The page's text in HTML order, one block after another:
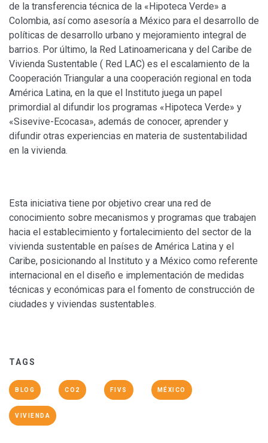
de la transferencia técnica de la «Hipoteca Verde» a
Colombia, así como asesoría a México para el desarrollo de
políticas de desarrollo urbano y mejoramiento integral de
barrios. Por último, la Red Latinoamericana y del Caribe de
Vivienda Sustentable ( Red LAC) es el escalamiento de la
Cooperación Triangular a una cooperación regional en toda
América Latina, en la que el Instituto juega un papel
primordial al difundir los programas «Hipoteca Verde» y
«Sisevive-Ecocasa», además de conocer, aprender y
difundir otras experiencias en materia de sustentabilidad
en la vivienda.
Esta iniciativa tiene por objetivo crear una red de
conocimiento sobre mecanismos y programas que trabajen
hacia el establecimiento y fortalecimiento del sector de la
vivienda sustentable en países de América Latina y el
Caribe, posicionando al Instituto y a México como referente
internacional en el diseño e implementación de medidas
técnicas y económicas para el fomento de construcción de
ciudades y viviendas sustentables.
TAGS
BLOG CO2 FIVS MÉXICO
VIVIENDA